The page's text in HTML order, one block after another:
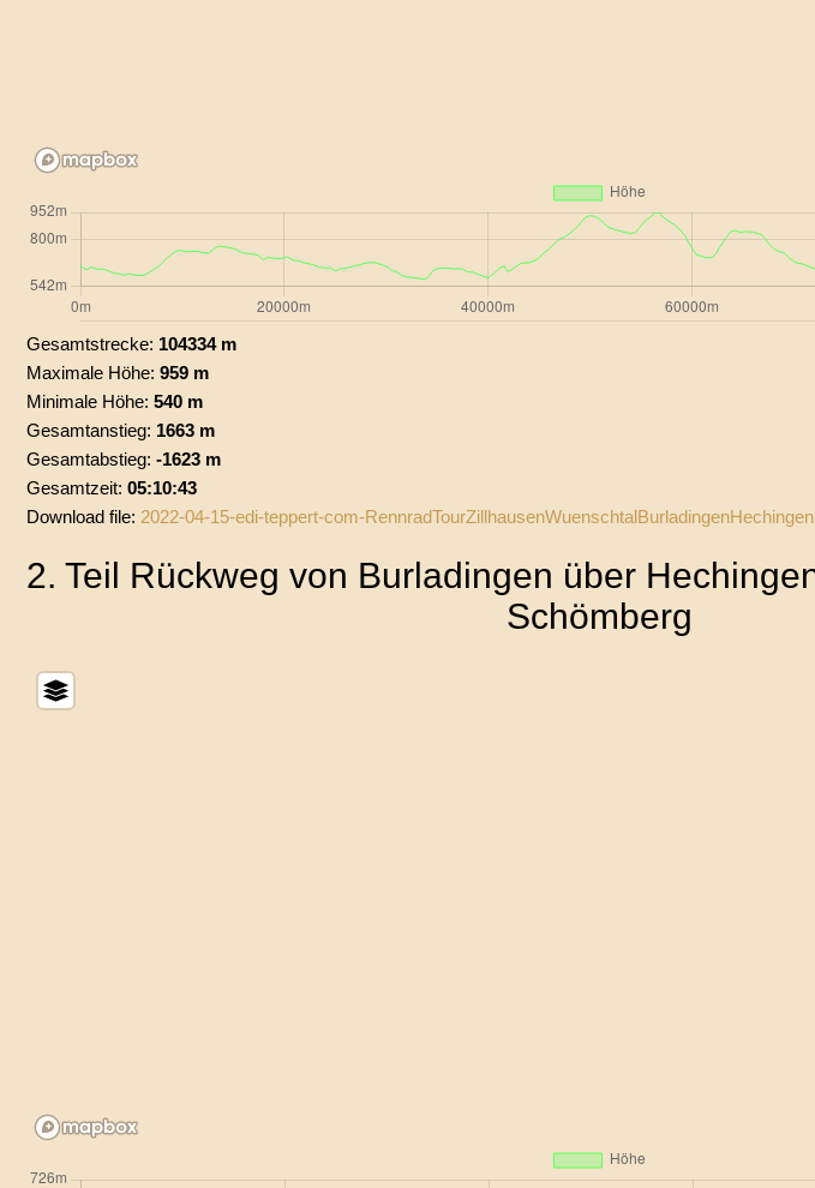
Gesamtstrecke: 104334 m
Maximale Höhe: 959 m
Minimale Höhe: 540 m
Gesamtanstieg: 1663 m
Gesamtabstieg: -1623 m
Gesamtzeit: 05:10:43
Download file: 2022-04-15-edi-teppert-com-
2. Teil Rückweg von Burladingen über
Schömberg